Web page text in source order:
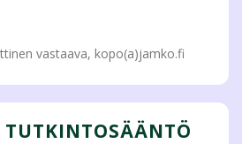
vastaava, kopo(a)jamko.fi